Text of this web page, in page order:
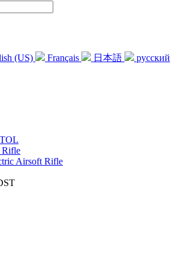
(US) Français 日本語
русский
Rifle
Airsoft Rifle